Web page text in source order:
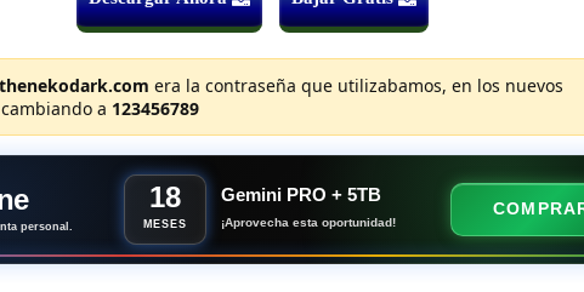
era la contraseña que utilizabamos, en los nuevos
a 123456789
personal.
18
MESES
Gemini PRO + 5TB
¡Aprovecha esta oportunidad!